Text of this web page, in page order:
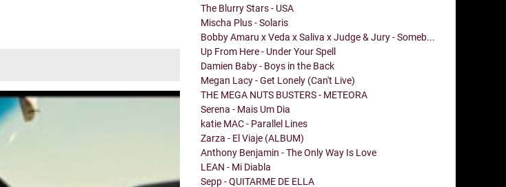
The Blurry Stars - USA
Mischa Plus - Solaris
Bobby Amaru x Veda x Saliva x Judge & Jury - Someb...
Up From Here - Under Your Spell
Damien Baby - Boys in the Back
Megan Lacy - Get Lonely (Can't Live)
THE MEGA NUTS BUSTERS - METEORA
Serena - Mais Um Dia
katie MAC - Parallel Lines
Zarza - El Viaje (ALBUM)
Anthony Benjamin - The Only Way Is Love
LEAN - Mi Diabla
Sepp - QUITARME DE ELLA